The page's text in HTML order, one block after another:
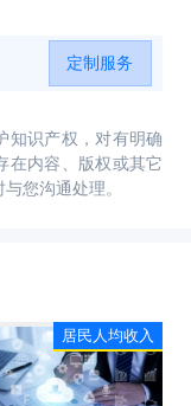
定制服务
知识产权，对有明确
在内容、版权或其它
您沟通处理。
居民人均收入